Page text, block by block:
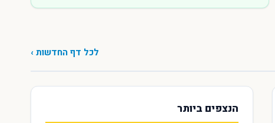
לכל דף החדשות ›
הנצפים ביותר